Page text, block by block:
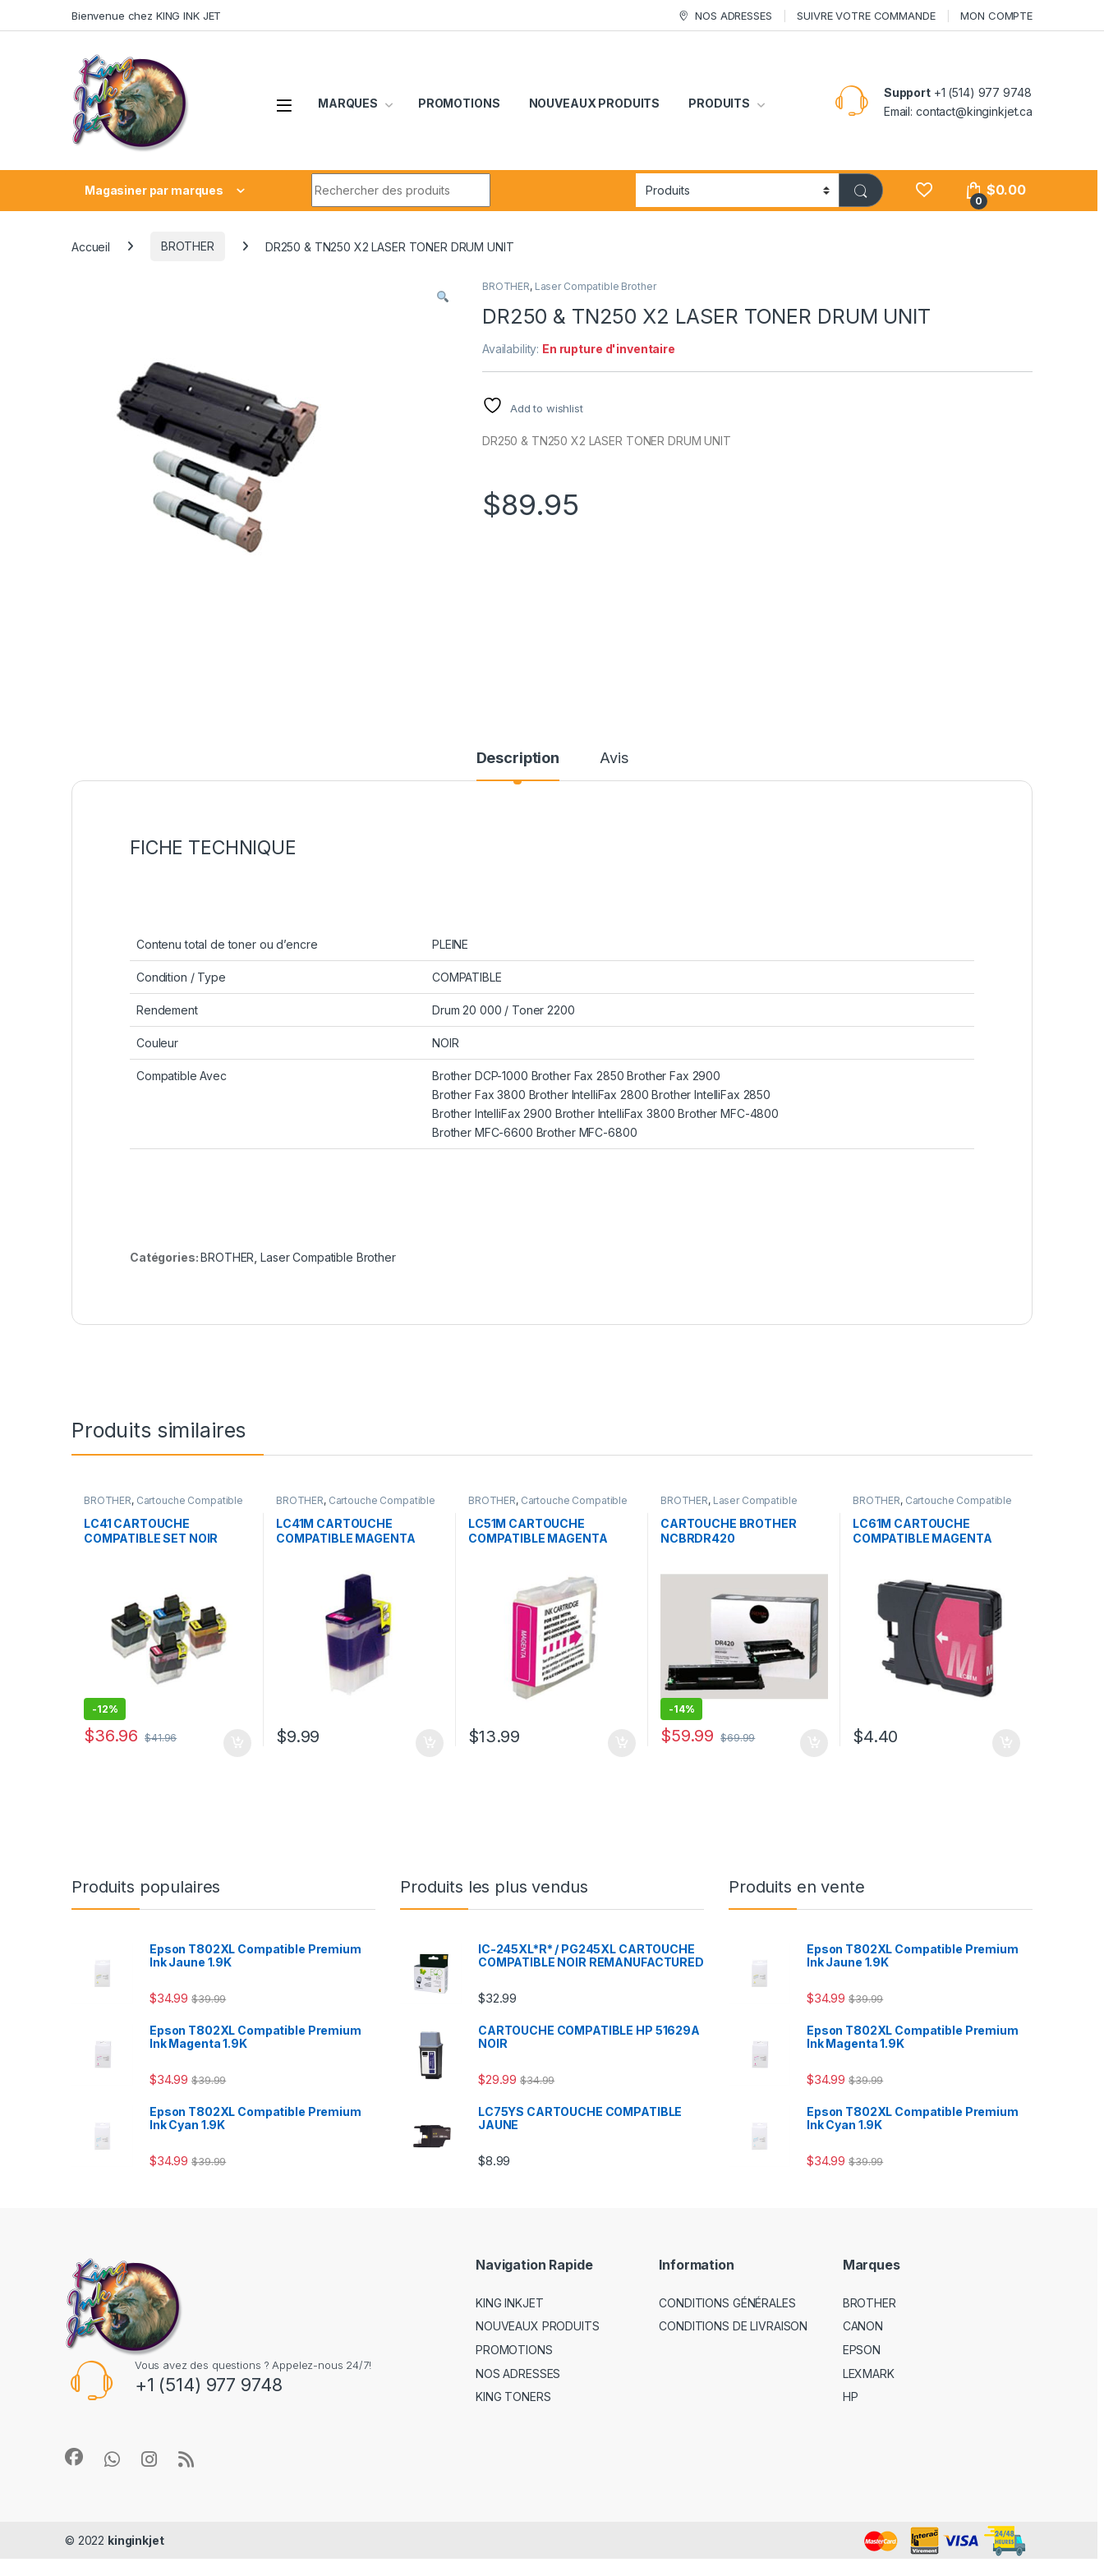
Bienvenue chez KING INK JET NOS ADRESSES SUIVRE VOTRE COMMANDE MON COMPTE
MARQUES PROMOTIONS NOUVEAUX PRODUITS PRODUITS
Support+1 (514) 977 9748
Email: contact@kinginkjet.ca
Magasiner par marques
0
$0.00
Accueil BROTHER DR250 & TN250 X2 LASER TONER DRUM UNIT
BROTHER, Laser Compatible Brother
DR250 & TN250 X2 LASER TONER DRUM UNIT
Availability: En rupture d'inventaire
Add to wishlist
DR250 & TN250 X2 LASER TONER DRUM UNIT
$89.95
Description Avis
FICHE TECHNIQUE
Contenu total de toner ou d’encre PLEINE
Condition / Type COMPATIBLE
Rendement Drum 20 000 / Toner 2200
Couleur NOIR
Compatible Avec
Brother DCP-1000 Brother Fax 2850 Brother Fax 2900
Brother Fax 3800 Brother IntelliFax 2800 Brother IntelliFax 2850
Brother IntelliFax 2900 Brother IntelliFax 3800 Brother MFC-4800
Brother MFC-6600 Brother MFC-6800
Catégories:BROTHER ,Laser Compatible Brother
Produits similaires
BROTHER, Cartouche Compatible
LC41 CARTOUCHE
COMPATIBLE SET NOIR
-12%
$36.96 $41.96
BROTHER, Cartouche Compatible
LC41M CARTOUCHE
COMPATIBLE MAGENTA
$9.99
BROTHER, Cartouche Compatible
LC51M CARTOUCHE
COMPATIBLE MAGENTA
$13.99
BROTHER, Laser Compatible
CARTOUCHE BROTHER
NCBRDR420
-14%
$59.99 $69.99
BROTHER, Cartouche Compatible
LC61M CARTOUCHE
COMPATIBLE MAGENTA
$4.40
Produits populaires
Epson T802XL Compatible Premium
Ink Jaune 1.9K
$34.99 $39.99
Epson T802XL Compatible Premium
Ink Magenta 1.9K
$34.99 $39.99
Epson T802XL Compatible Premium
Ink Cyan 1.9K
$34.99 $39.99
Produits les plus vendus
IC-245XL*R* / PG245XL CARTOUCHE
COMPATIBLE NOIR REMANUFACTURED
$32.99
CARTOUCHE COMPATIBLE HP 51629A
NOIR
$29.99 $34.99
LC75YS CARTOUCHE COMPATIBLE
JAUNE
$8.99
Produits en vente
Epson T802XL Compatible Premium
Ink Jaune 1.9K
$34.99 $39.99
Epson T802XL Compatible Premium
Ink Magenta 1.9K
$34.99 $39.99
Epson T802XL Compatible Premium
Ink Cyan 1.9K
$34.99 $39.99
Vous avez des questions ? Appelez-nous 24/7!
+1 (514) 977 9748
Navigation Rapide
KING INKJET
NOUVEAUX PRODUITS
PROMOTIONS
NOS ADRESSES
KING TONERS
Information
CONDITIONS GÉNÉRALES
CONDITIONS DE LIVRAISON
Marques
BROTHER
CANON
EPSON
LEXMARK
HP
© 2022 kinginkjet